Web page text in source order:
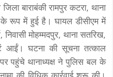
बाराबंकी रामपुर कटरा, थाना
रूप में हुई है। घायल डीसीएम में
मोहम्मदपुर, थाना सतरिख,
आईं। घटना की सूचना तत्काल
पहुंचे थानाध्यक्ष ने पुलिस बल के